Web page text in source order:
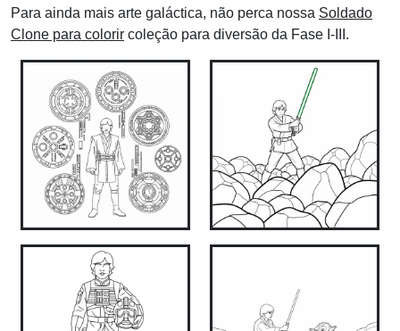
Para ainda mais arte galáctica, não perca nossa Soldado
Clone para colorir coleção para diversão da Fase I-III.